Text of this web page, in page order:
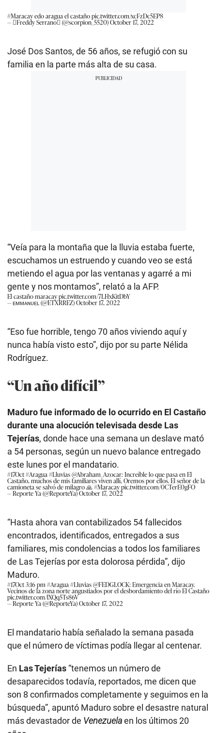
#Maracayedo aragua el castañopic.twitter.com/xcFzDc5EP8
— Freddy Serrano (@scorpion_5520)October 17, 2022
José Dos Santos, de 56 años, se refugió con su
familia en la parte más alta de su casa.
“Veía para la montaña que la lluvia estaba fuerte,
escuchamos un estruendo y cuando veo se está
metiendo el agua por las ventanas y agarré a mi
gente y nos montamos”, relató a la AFP.
El castaño maracaypic.twitter.com/7LHxKitDbY
— ᴇᴍᴍᴀɴᴜᴇʟ (@ETXRREZ)October 17, 2022
“Eso fue horrible, tengo 70 años viviendo aquí y
nunca había visto esto”, dijo por su parte Nélida
Rodríguez.
“Un año difícil”
Maduro fue informado de lo ocurrido en El Castaño
durante una alocución televisada desde Las
Tejerías, donde hace una semana un deslave mató
a 54 personas, según un nuevo balance entregado
este lunes por el mandatario.
#17Oct#Aragua#Lluvias@Abraham_Azocar: Increíble lo que pasa en El
Castaño, muchos de mis familiares viven allí, Oremos por ellos. El señor de la
camioneta se salvó de milagro 🙏#Maracaypic.twitter.com/0CTerE0gFO
— Reporte Ya (@ReporteYa)October 17, 2022
“Hasta ahora van contabilizados 54 fallecidos
encontrados, identificados, entregados a sus
familiares, mis condolencias a todos los familiares
de Las Tejerías por esta dolorosa pérdida”, dijo
Maduro.
#17Oct3:16 pm#Aragua#Lluvias@FEDGLOCK: Emergencia en Maracay.
Vecinos de la zona norte angustiados por el desbordamiento del río El Castaño
pic.twitter.com/lXQq5Ts86V
— Reporte Ya (@ReporteYa)October 17, 2022
El mandatario había señalado la semana pasada
que el número de víctimas podía llegar al centenar.
En Las Tejerías “tenemos un número de
desaparecidos todavía, reportados, me dicen que
son 8 confirmados completamente y seguimos en la
búsqueda”, apuntó Maduro sobre el desastre natural
más devastador de Venezuelaen los últimos 20